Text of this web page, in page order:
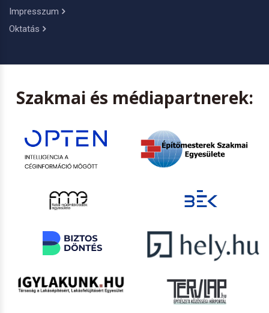
Impresszum
Oktatás
Szakmai és médiapartnerek: